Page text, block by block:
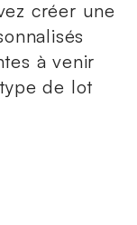
créer une
à venir
de lot